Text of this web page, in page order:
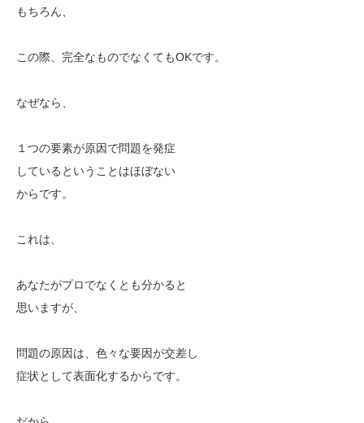
もちろん、
この際、完全なものでなくてもOKです。
なぜなら、
１つの要素が原因で問題を発症
しているということはほぼない
からです。
これは、
あなたがプロでなくとも分かると
思いますが、
問題の原因は、色々な要因が交差し
症状として表面化するからです。